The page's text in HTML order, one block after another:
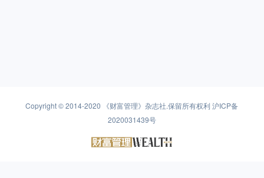
Copyright © 2014-2020 《财富管理》杂志社.保留所有权利沪ICP备
2020031439号